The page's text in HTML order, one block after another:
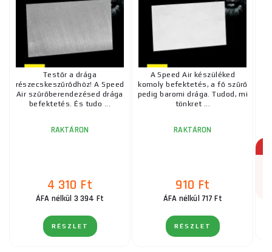
Testőr a drága
részecskeszűrődhöz! A Speed
Air szűrőberendezésed drága
befektetés. És tudo ...
RAKTÁRON
4 310 Ft
ÁFA nélkül 3 394 Ft
RÉSZLET
A Speed Air készüléked
komoly befektetés, a fő szűrő
pedig baromi drága. Tudod, mi
tönkret ...
RAKTÁRON
910 Ft
ÁFA nélkül 717 Ft
RÉSZLET